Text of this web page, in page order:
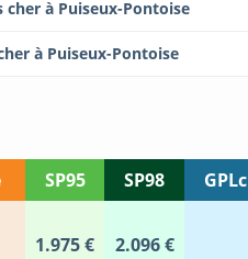
cher à Puiseux-Pontoise
à Puiseux-Pontoise
SP95 SP98 GPLc
1.975 € 2.096 €